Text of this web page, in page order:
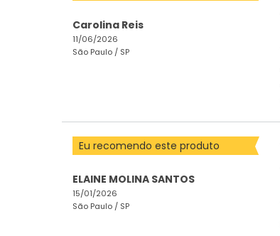
Carolina Reis
11/06/2026
São Paulo / SP
Eu recomendo este produto
ELAINE MOLINA SANTOS
15/01/2026
São Paulo / SP